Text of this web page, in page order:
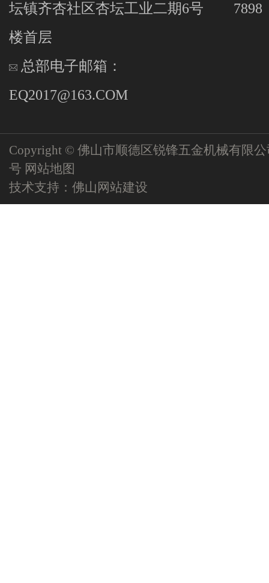
坛镇齐杏社区杏坛工业二期6号
楼首层
总部电子邮箱：
EQ2017@163.COM
7898
Copyright © 佛山市顺德区锐锋五金机械有限
号 网站地图
技术支持： 佛山网站建设